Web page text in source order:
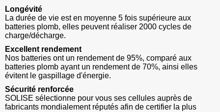
Longévité
La durée de vie est en moyenne 5 fois supérieure aux
batteries plomb, elles peuvent réaliser 2000 cycles de
charge/décharge.
Excellent rendement
Nos batteries ont un rendement de 95%, comparé aux
batteries plomb ayant un rendement de 70%, ainsi elles
évitent le gaspillage d'énergie.
Sécurité renforcée
SOLISE sélectionne pour vous ses cellules auprès de
fabricants mondialement réputés afin de certifier la plus